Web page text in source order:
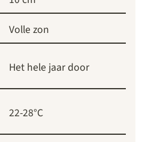
Volle zon
Het hele jaar door
22-28°C